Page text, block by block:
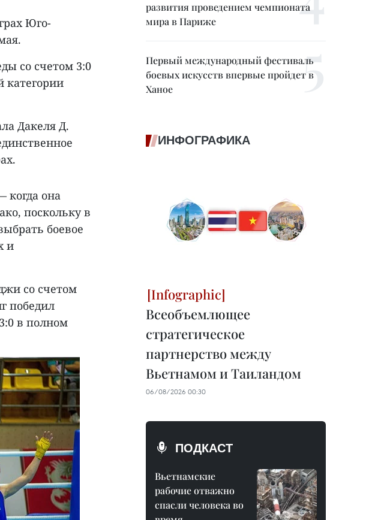
Юго-
со счетом 3:0
категории
Дакеля Д.
когда она
поскольку в
боевое
и
со счетом
победил
в полном
развития проведением чемпионата
мира в Париже
Первый международный фестиваль
боевых искусств впервые пройдет в
Ханое
ИНФОГРАФИКА
Всеобъемлющее
стратегическое
партнерство между
Вьетнамом и Таиландом
06/08/2026 00:30
ПОДКАСТ
Вьетнамские
рабочие отважно
спасли человека во